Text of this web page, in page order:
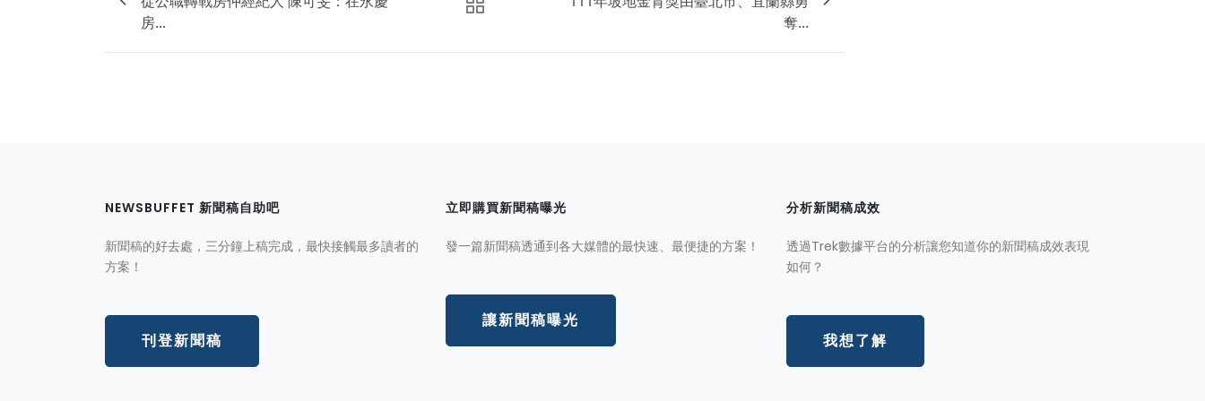
房...
奪...
NEWSBUFFET 新聞稿自助吧
新聞稿的好去處，三分鐘上稿完成，最快接觸最多讀者的
方案！
刊登新聞稿
立即購買新聞稿曝光
發一篇新聞稿透通到各大媒體的最快速、最便捷的方案！
讓新聞稿曝光
分析新聞稿成效
透過Trek數據平台的分析讓您知道你的新聞稿成效表現
如何？
我想了解